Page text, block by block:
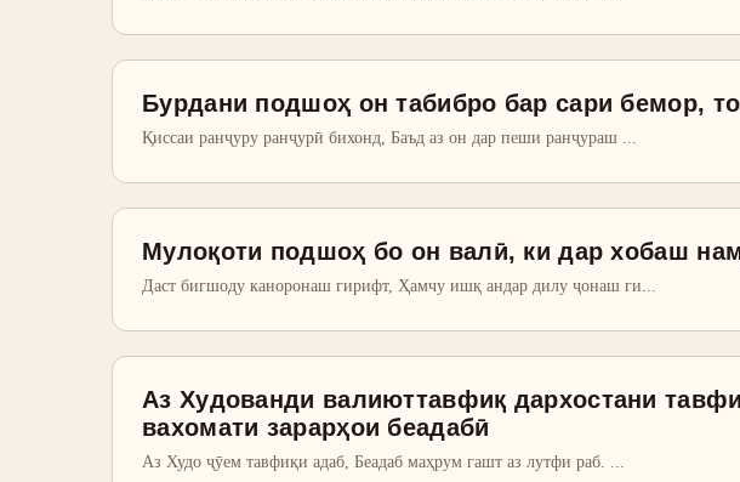
Бурдани подшоҳ он табибро бар сари бемор,
Қиссаи ранҷуру ранҷурӣ бихонд, Баъд аз он дар пеши ранҷураш
Мулоқоти подшоҳ бо он валӣ, ки дар хобаш
Даст бигшоду каноронаш гирифт, Ҳамчу ишқ андар дилу ҷонаш ги
Аз Худованди валиюттавфиқ дархостани
вахомати зарарҳои беадабӣ
Аз Худо ҷӯем тавфиқи адаб, Беадаб маҳрум гашт аз лутфи раб.